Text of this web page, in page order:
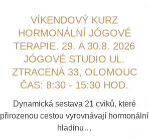
VÍKENDOVÝ KURZ
HORMONÁLNÍ JÓGOVÉ
TERAPIE. 29. A 30.8. 2026
JÓGOVÉ STUDIO UL.
ZTRACENÁ 33, OLOMOUC
ČAS: 8:30 - 15:30 HOD.
Dynamická sestava 21 cviků, které
přirozenou cestou vyrovnávají hormonální
hladinu…